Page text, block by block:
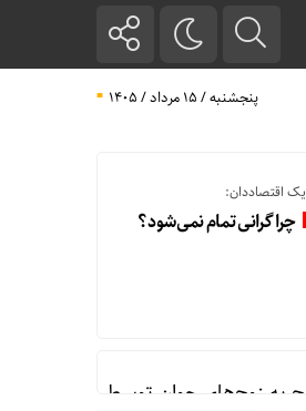
پنجشنبه / ۱۵ مرداد / ۱۴۰۵
یک اقتصاددان:
چرا گرانی تمام نمی‌شود؟